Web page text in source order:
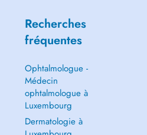
Recherches
fréquentes
Ophtalmologue -
Médecin
ophtalmologue à
Luxembourg
Dermatologie à